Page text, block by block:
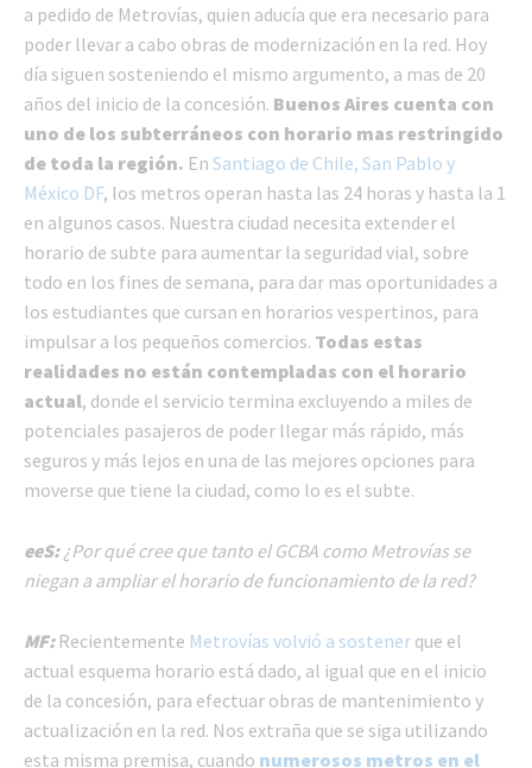
a pedido de Metrovías, quien aducía que era necesario para
poder llevar a cabo obras de modernización en la red. Hoy
día siguen sosteniendo el mismo argumento, a mas de 20
años del inicio de la concesión. Buenos Aires cuenta con
uno de los subterráneos con horario mas restringido
de toda la región. En Santiago de Chile, San Pablo y
México DF, los metros operan hasta las 24 horas y hasta la 1
en algunos casos. Nuestra ciudad necesita extender el
horario de subte para aumentar la seguridad vial, sobre
todo en los fines de semana, para dar mas oportunidades a
los estudiantes que cursan en horarios vespertinos, para
impulsar a los pequeños comercios. Todas estas
realidades no están contempladas con el horario
actual, donde el servicio termina excluyendo a miles de
potenciales pasajeros de poder llegar más rápido, más
seguros y más lejos en una de las mejores opciones para
moverse que tiene la ciudad, como lo es el subte.
eeS: ¿Por qué cree que tanto el GCBA como Metrovías se
niegan a ampliar el horario de funcionamiento de la red?
MF:Recientemente Metrovías volvió a sostener que el
actual esquema horario está dado, al igual que en el inicio
de la concesión, para efectuar obras de mantenimiento y
actualización en la red. Nos extraña que se siga utilizando
esta misma premisa, cuando numerosos metros en el